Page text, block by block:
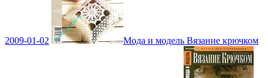
2009-01-02 Мода и модель Вязание крючком